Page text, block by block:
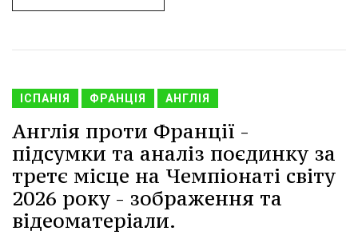
ІСПАНІЯ ФРАНЦІЯ АНГЛІЯ
Англія проти Франції -
підсумки та аналіз поєдинку за
третє місце на Чемпіонаті світу
2026 року - зображення та
відеоматеріали.